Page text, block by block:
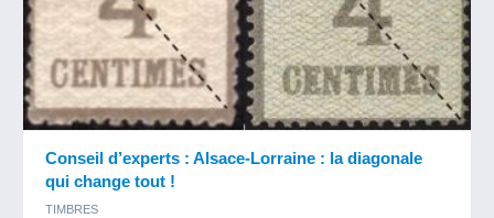
Conseil d’experts : Alsace-Lorraine : la diagonale
qui change tout !
TIMBRES